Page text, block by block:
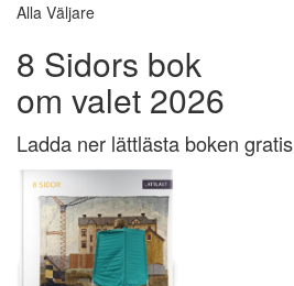
Alla Väljare
8 Sidors bok
om valet 2026
Ladda ner lättlästa boken gratis